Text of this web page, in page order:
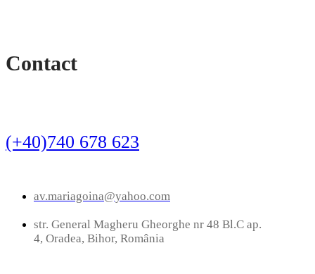
Contact
(+40)740 678 623
av.mariagoina@yahoo.com
str. General Magheru Gheorghe nr 48 Bl.C ap.
4, Oradea, Bihor, România